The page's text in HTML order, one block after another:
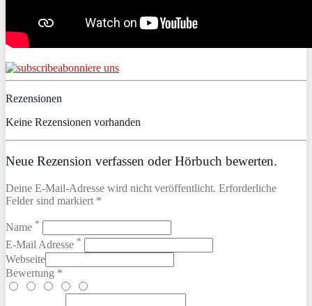
abonniere uns
Rezensionen
Keine Rezensionen vorhanden
Neue Rezension verfassen oder Hörbuch bewerten.
Deine E-Mail-Adresse wird nicht veröffentlicht. Erforderliche
Felder sind markiert *
Name *
E-Mail Adresse *
Webseite
Bewertung *